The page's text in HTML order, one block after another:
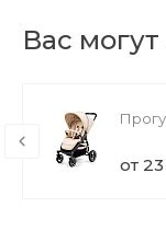
Вас
от